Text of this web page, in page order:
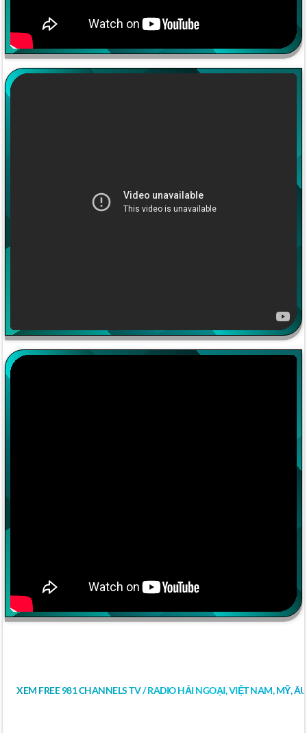
XEM FREE 981 CHANNELS TV / RADIO HẢI NGOẠI, VIỆT NAM, MỸ,